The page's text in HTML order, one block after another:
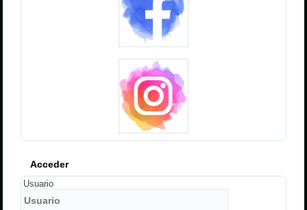
Acceder
Usuario